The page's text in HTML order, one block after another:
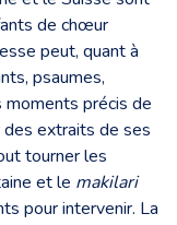
de chœur
peut, quant à
psaumes,
précis de
extraits de ses
tourner les
et le makilari
pour intervenir. La